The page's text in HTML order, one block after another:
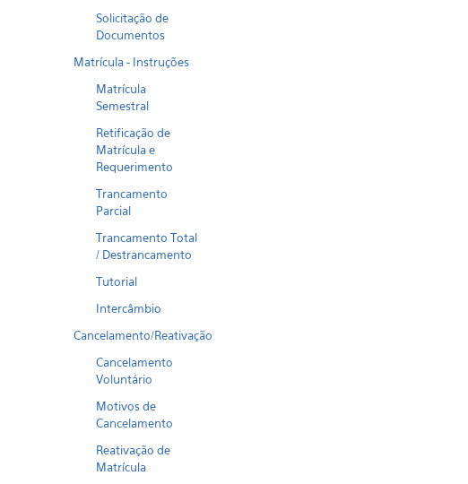
Solicitação de
Documentos
Matrícula - Instruções
Matrícula
Semestral
Retificação de
Matrícula e
Requerimento
Trancamento
Parcial
Trancamento Total
/ Destrancamento
Tutorial
Intercâmbio
Cancelamento/Reativação
Cancelamento
Voluntário
Motivos de
Cancelamento
Reativação de
Matrícula